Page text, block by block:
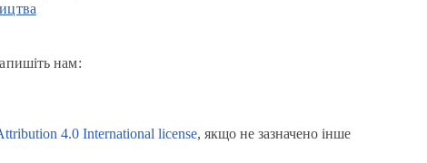
нам:
4.0 International license, якщо не зазначено інше